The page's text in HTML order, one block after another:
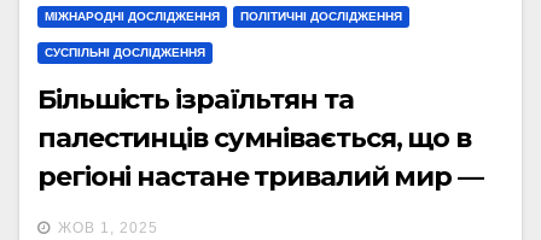
МІЖНАРОДНІ ДОСЛІДЖЕННЯ ПОЛІТИЧНІ ДОСЛІДЖЕННЯ
СУСПІЛЬНІ ДОСЛІДЖЕННЯ
Більшість ізраїльтян та
палестинців сумнівається, що в
регіоні настане тривалий мир —
опитування
ЖОВ 1, 2025